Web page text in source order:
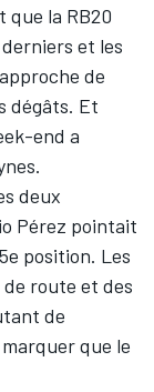
que la RB20
et les
de
dégâts. Et
end a
deux
Pérez pointait
position. Les
route et des
de
que le